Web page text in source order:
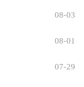
08-03
08-01
07-29